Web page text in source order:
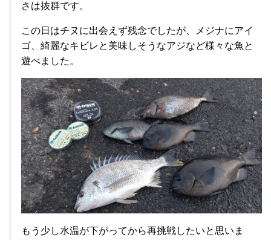
さは抜群です。
この日はチヌに出会えず残念でしたが、メジナにアイ
ゴ、綺麗なキビレと美味しそうなアジなど様々な魚と
遊べました。
もう少し水温が下がってから再挑戦したいと思いま